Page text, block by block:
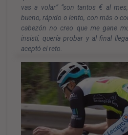
vas a volar” “son tantos € al
bueno, rápido o lento, con más o
cabezón no creo que me gane
insistí, quería probar y al final
aceptó el reto.